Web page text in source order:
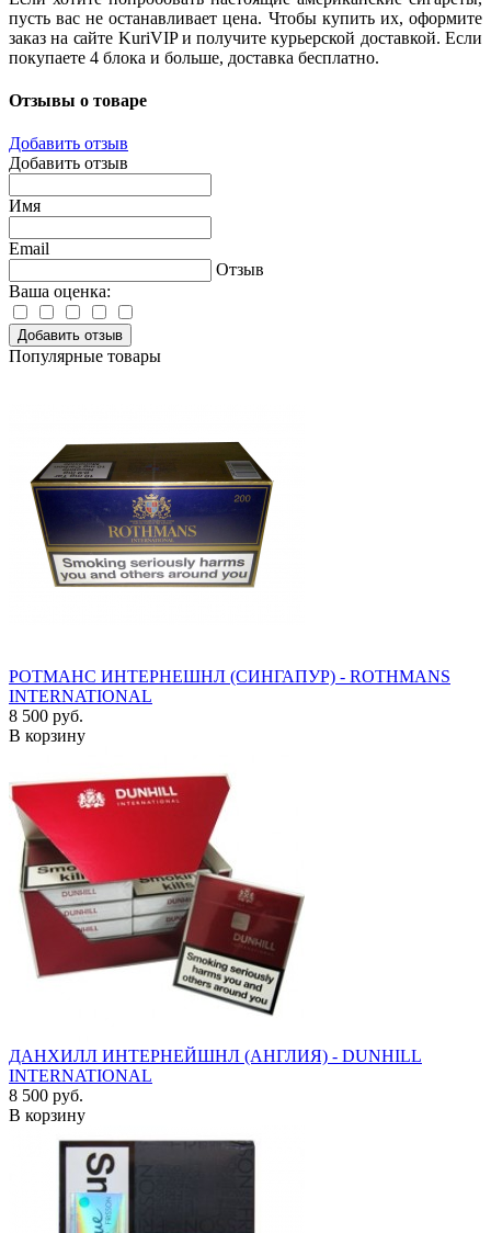
пусть вас не останавливает цена. Чтобы купить их, оформите
заказ на сайте KuriVIP и получите курьерской доставкой. Если
покупаете 4 блока и больше, доставка бесплатно.
Отзывы о товаре
Добавить отзыв
Добавить отзыв
Имя
Email
Отзыв
Ваша оценка:
Добавить отзыв
Популярные товары
РОТМАНС ИНТЕРНЕШНЛ (СИНГАПУР) - ROTHMANS
INTERNATIONAL
8 500 руб.
В корзину
ДАНХИЛЛ ИНТЕРНЕЙШНЛ (АНГЛИЯ) - DUNHILL
INTERNATIONAL
8 500 руб.
В корзину